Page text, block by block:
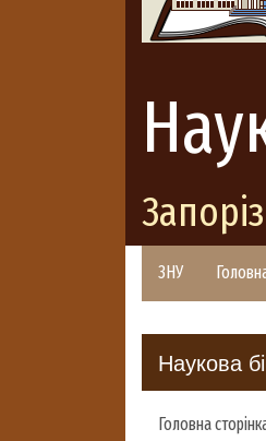
ЗНУ
Наукова
Головна